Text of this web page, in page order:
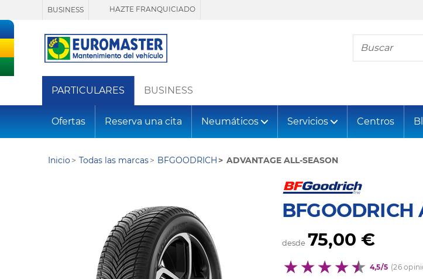
BUSINESS HAZTE FRANQUICIADO
Busca tu
PARTICULARES BUSINESS
Ofertas Reserva una cita Neumáticos Servicios Centros
Inicio Todas las marcas BFGOODRICH ADVANTAGE ALL-SEASON
BFGOODRICH
desde 75,00 €
4,5/5 (26